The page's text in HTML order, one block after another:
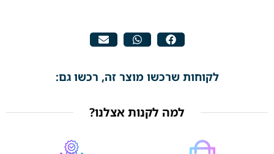
לקוחות שרכשו מוצר זה, רכשו גם:
למה לקנות אצלנו?